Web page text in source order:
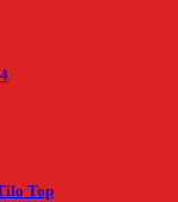
Top